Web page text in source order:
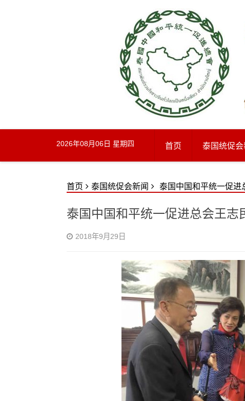
2026年08月06日 星期四 首页 泰国统促会
首页 泰国统促会新闻 泰国中国和平统一促进
泰国中国和平统一促进总会王志
2018年9月29日